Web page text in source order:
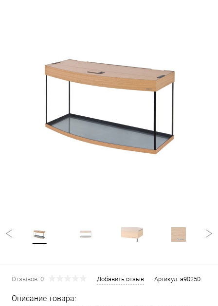
Отзывов: 0 Добавить отзыв Артикул: a90250
Описание товара: